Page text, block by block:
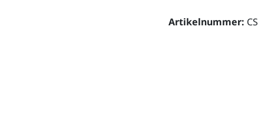
California
Artikelnummer: